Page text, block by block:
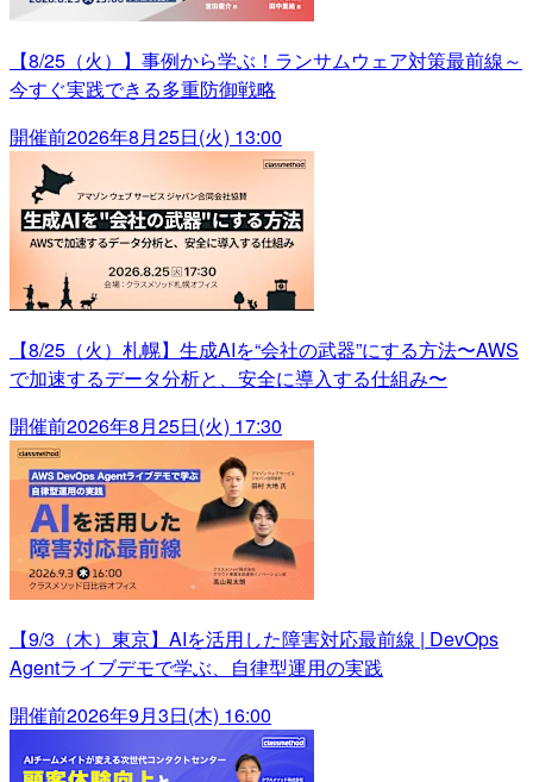
【8/25（火）】事例から学ぶ！ランサムウェア対策最前線～
今すぐ実践できる多重防御戦略
開催前2026年8月25日(火) 13:00
【8/25（火）札幌】生成AIを“会社の武器”にする方法〜AWS
で加速するデータ分析と、安全に導入する仕組み〜
開催前2026年8月25日(火) 17:30
【9/3（木）東京】AIを活用した障害対応最前線 | DevOps
Agentライブデモで学ぶ、自律型運用の実践
開催前2026年9月3日(木) 16:00